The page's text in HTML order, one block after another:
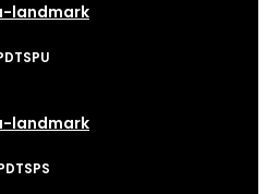
landmark
landmark